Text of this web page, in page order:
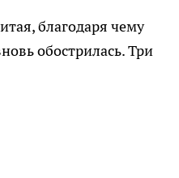
благодаря чему
обострилась. Три